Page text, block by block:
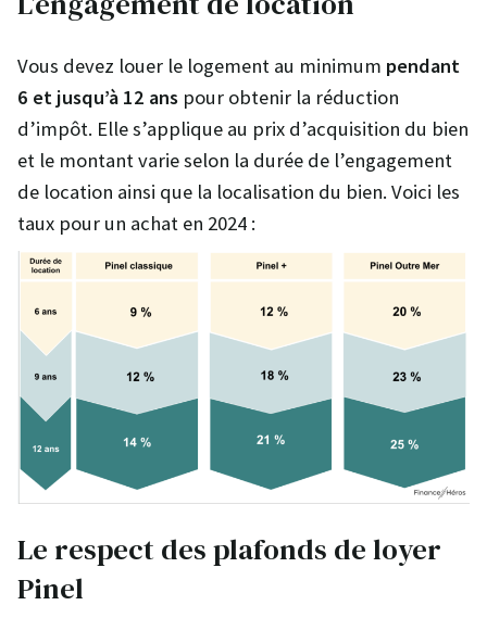
Vous devez louer le logement au minimum pendant
6 et jusqu’à 12 ans pour obtenir la réduction
d’impôt. Elle s’applique au prix d’acquisition du bien
et le montant varie selon la durée de l’engagement
de location ainsi que la localisation du bien. Voici les
taux pour un achat en 2024 :
Le respect des plafonds de loyer
Pinel